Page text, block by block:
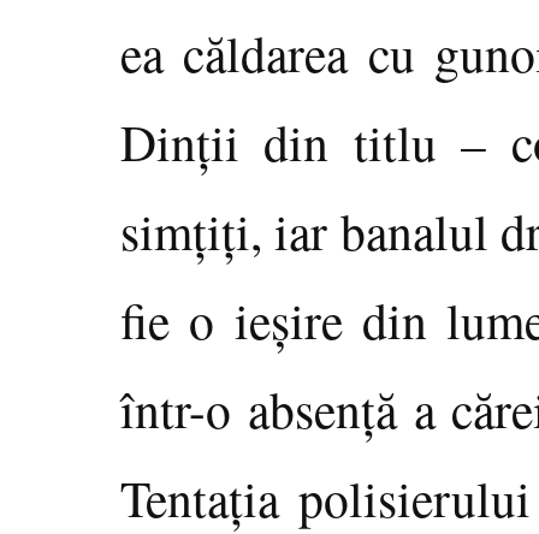
ea căldarea cu
Dinţii din titlu –
simţiţi, iar banalul
fie o ieşire din
într-o absenţă a
Tentaţia